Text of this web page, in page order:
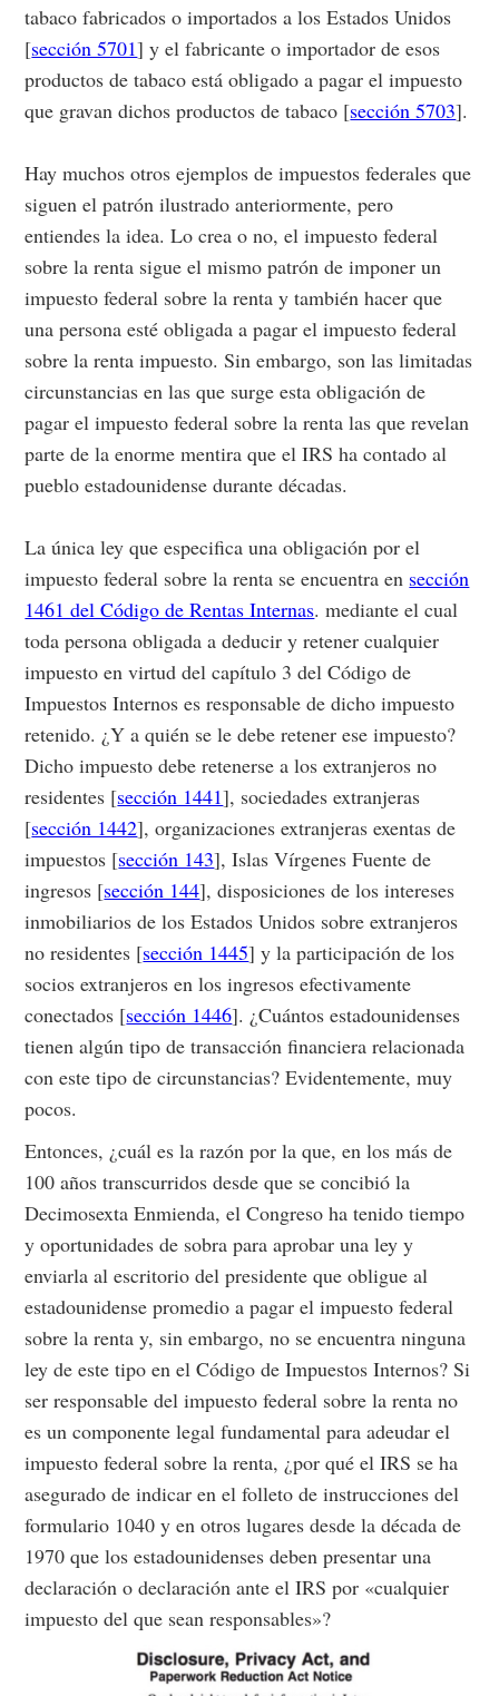
tabaco fabricados o importados a los Estados Unidos
[sección 5701] y el fabricante o importador de esos
productos de tabaco está obligado a pagar el impuesto
que gravan dichos productos de tabaco [sección 5703].
Hay muchos otros ejemplos de impuestos federales que
siguen el patrón ilustrado anteriormente, pero
entiendes la idea. Lo crea o no, el impuesto federal
sobre la renta sigue el mismo patrón de imponer un
impuesto federal sobre la renta y también hacer que
una persona esté obligada a pagar el impuesto federal
sobre la renta impuesto. Sin embargo, son las limitadas
circunstancias en las que surge esta obligación de
pagar el impuesto federal sobre la renta las que revelan
parte de la enorme mentira que el IRS ha contado al
pueblo estadounidense durante décadas.
La única ley que especifica una obligación por el
impuesto federal sobre la renta se encuentra en sección
1461 del Código de Rentas Internas. mediante el cual
toda persona obligada a deducir y retener cualquier
impuesto en virtud del capítulo 3 del Código de
Impuestos Internos es responsable de dicho impuesto
retenido. ¿Y a quién se le debe retener ese impuesto?
Dicho impuesto debe retenerse a los extranjeros no
residentes [sección 1441], sociedades extranjeras
[sección 1442], organizaciones extranjeras exentas de
impuestos [sección 143], Islas Vírgenes Fuente de
ingresos [sección 144], disposiciones de los intereses
inmobiliarios de los Estados Unidos sobre extranjeros
no residentes [sección 1445] y la participación de los
socios extranjeros en los ingresos efectivamente
conectados [sección 1446]. ¿Cuántos estadounidenses
tienen algún tipo de transacción financiera relacionada
con este tipo de circunstancias? Evidentemente, muy
pocos.
Entonces, ¿cuál es la razón por la que, en los más de
100 años transcurridos desde que se concibió la
Decimosexta Enmienda, el Congreso ha tenido tiempo
y oportunidades de sobra para aprobar una ley y
enviarla al escritorio del presidente que obligue al
estadounidense promedio a pagar el impuesto federal
sobre la renta y, sin embargo, no se encuentra ninguna
ley de este tipo en el Código de Impuestos Internos? Si
ser responsable del impuesto federal sobre la renta no
es un componente legal fundamental para adeudar el
impuesto federal sobre la renta, ¿por qué el IRS se ha
asegurado de indicar en el folleto de instrucciones del
formulario 1040 y en otros lugares desde la década de
1970 que los estadounidenses deben presentar una
declaración o declaración ante el IRS por «cualquier
impuesto del que sean responsables»?